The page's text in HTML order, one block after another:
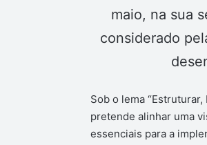
maio, na sua
considerado
Sob o lema
pretende alinhar uma
essenciais para a